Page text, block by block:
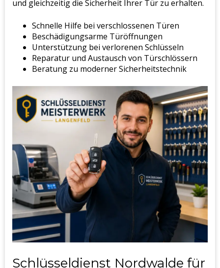
und gleichzeitig die Sicherheit Ihrer Tür zu erhalten.
Schnelle Hilfe bei verschlossenen Türen
Beschädigungsarme Türöffnungen
Unterstützung bei verlorenen Schlüsseln
Reparatur und Austausch von Türschlössern
Beratung zu moderner Sicherheitstechnik
Schlüsseldienst Nordwalde für